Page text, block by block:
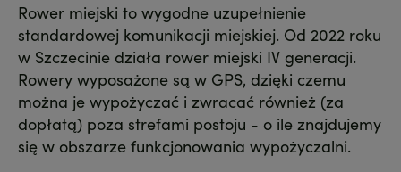
Rower miejski to wygodne uzupełnienie
standardowej komunikacji miejskiej. Od 2022 roku
w Szczecinie działa rower miejski IV generacji.
Rowery wyposażone są w GPS, dzięki czemu
można je wypożyczać i zwracać również (za
dopłatą) poza strefami postoju - o ile znajdujemy
się w obszarze funkcjonowania wypożyczalni.